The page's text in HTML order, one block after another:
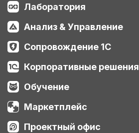
Лаборатория
Анализ & Управление
Сопровождение 1С
Корпоративные решения
Обучение
Маркетплейс
Проектный офис